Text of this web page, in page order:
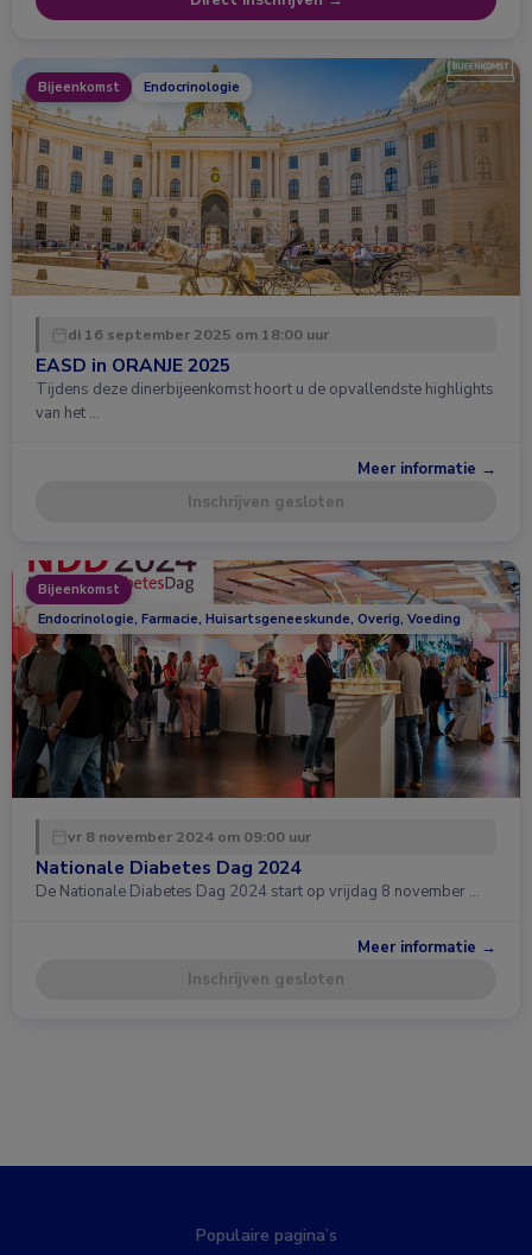
Bijeenkomst Endocrinologie
di 16 september 2025 om 18:00 uur
EASD in ORANJE 2025
Tijdens deze dinerbijeenkomst hoort u de opvallendste highlights
van het …
Meer informatie →
Inschrijven gesloten
Bijeenkomst
Endocrinologie, Farmacie, Huisartsgeneeskunde, Overig, Voeding
vr 8 november 2024 om 09:00 uur
Nationale Diabetes Dag 2024
De Nationale Diabetes Dag 2024 start op vrijdag 8 november …
Meer informatie →
Inschrijven gesloten
Populaire pagina’s